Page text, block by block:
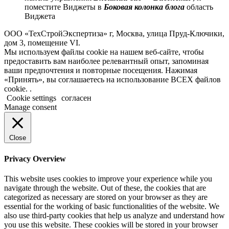
поместите Виджеты в Боковая колонка блога область
Виджета
ООО «ТехСтройЭкспертиза» г, Москва, улица Пруд-Ключики,
дом 3, помещение VI.
Мы используем файлы cookie на нашем веб-сайте, чтобы
предоставить вам наиболее релевантный опыт, запоминая
ваши предпочтения и повторные посещения. Нажимая
«Принять», вы соглашаетесь на использование ВСЕХ файлов
cookie. .
Cookie settings согласен
Manage consent
Close
Privacy Overview
This website uses cookies to improve your experience while you
navigate through the website. Out of these, the cookies that are
categorized as necessary are stored on your browser as they are
essential for the working of basic functionalities of the website. We
also use third-party cookies that help us analyze and understand how
you use this website. These cookies will be stored in your browser